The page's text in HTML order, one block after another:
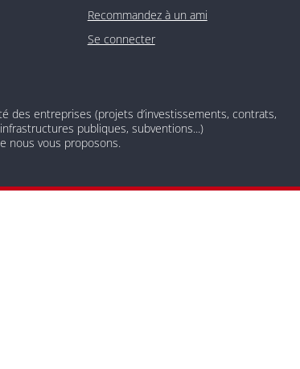
Recommandez à un ami
Se connecter
entreprises (projets d’investissements, contrats,
publiques, subventions...)
nous vous proposons.